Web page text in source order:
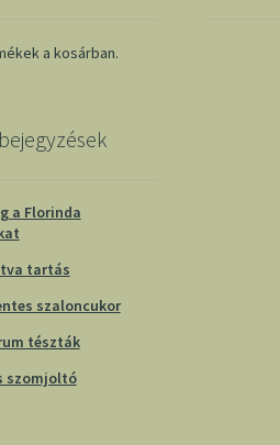
a kosárban.
a Florinda
tartás
szaloncukor
tészták
szomjoltó